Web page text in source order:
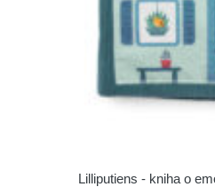
Lilliputiens - kniha o